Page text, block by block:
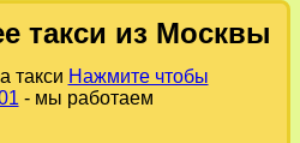
такси из Москвы
такси Нажмите чтобы
- мы работаем